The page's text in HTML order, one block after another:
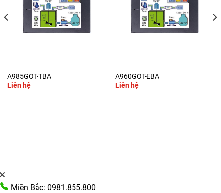
A985GOT-TBA
Liên hệ
A960GOT-EBA
Liên hệ
Miền Bắc: 0981.855.800